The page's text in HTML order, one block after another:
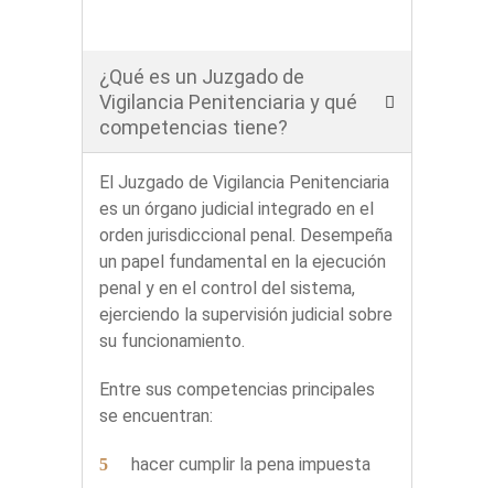
¿Qué es un Juzgado de
Vigilancia Penitenciaria y qué
competencias tiene?
El Juzgado de Vigilancia Penitenciaria
es un órgano judicial integrado en el
orden jurisdiccional penal. Desempeña
un papel fundamental en la ejecución
penal y en el control del sistema,
ejerciendo la supervisión judicial sobre
su funcionamiento.
Entre sus competencias principales
se encuentran:
hacer cumplir la pena impuesta